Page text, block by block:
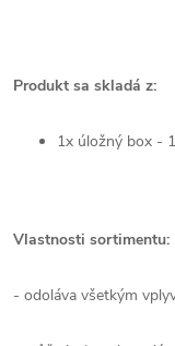
Produkt sa skladá z:
1x úložný box -
Vlastnosti sortimentu:
- odoláva všetkým